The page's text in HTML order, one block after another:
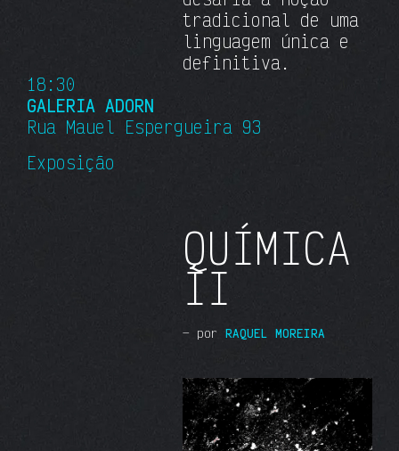
tradicional de uma
linguagem única e
definitiva.
18:30
GALERIA ADORN
Rua Mauel Espergueira 93
Exposição
QUÍMICA
II
— por RAQUEL MOREIRA